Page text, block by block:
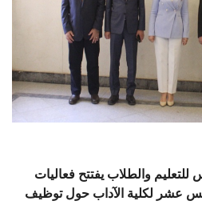
والطلاب يفتتح فعاليات
عشر لكلية الآداب حول توظيف